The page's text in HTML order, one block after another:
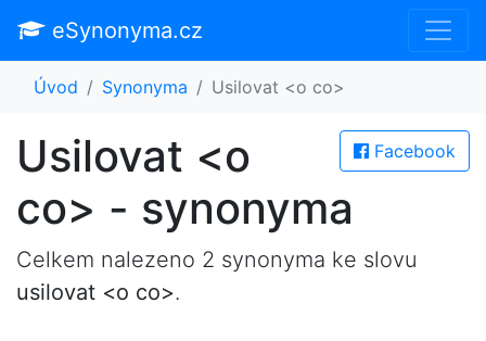
eSynonyma.cz
Úvod Synonyma Usilovat <o co>
Facebook
Usilovat <o
co> - synonyma
Celkem nalezeno 2 synonyma ke slovu
usilovat <o co>.